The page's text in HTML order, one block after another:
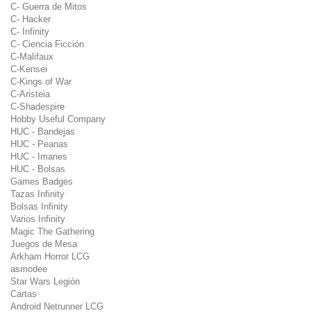
C- Guerra de Mitos
C- Hacker
C- Infinity
C- Ciencia Ficción
C-Malifaux
C-Kensei
C-Kings of War
C-Aristeia
C-Shadespire
Hobby Useful Company
HUC - Bandejas
HUC - Peanas
HUC - Imanes
HUC - Bolsas
Games Badges
Tazas Infinity
Bolsas Infinity
Varios Infinity
Magic The Gathering
Juegos de Mesa
Arkham Horror LCG
asmodee
Star Wars Legión
Cartas
Android Netrunner LCG